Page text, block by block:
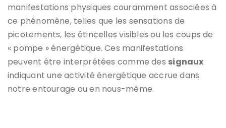
manifestations physiques couramment associées à
ce phénomène, telles que les sensations de
picotements, les étincelles visibles ou les coups de
« pompe » énergétique. Ces manifestations
peuvent être interprétées comme des signaux
indiquant une activité énergétique accrue dans
notre entourage ou en nous-même.